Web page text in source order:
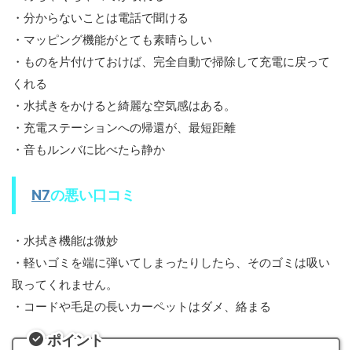
・分からないことは電話で聞ける
・マッピング機能がとても素晴らしい
・ものを片付けておけば、完全自動で掃除して充電に戻って
くれる
・水拭きをかけると綺麗な空気感はある。
・充電ステーションへの帰還が、最短距離
・音もルンバに比べたら静か
N7の悪い口コミ
・水拭き機能は微妙
・軽いゴミを端に弾いてしまったりしたら、そのゴミは吸い
取ってくれません。
・コードや毛足の長いカーペットはダメ、絡まる
ポイント